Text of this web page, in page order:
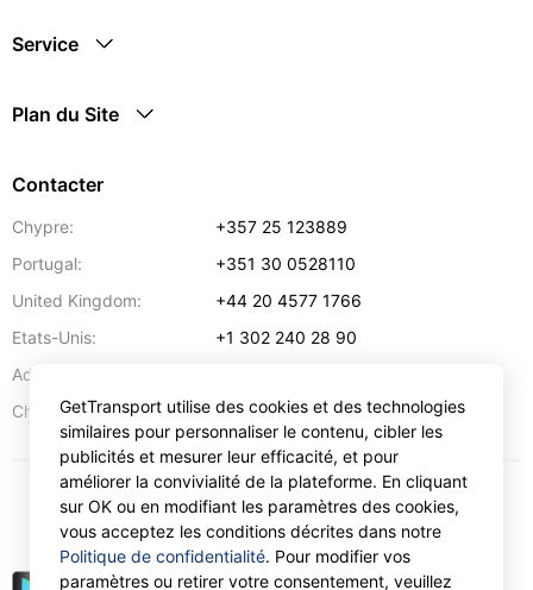
Service
Plan du Site
Contacter
Chypre:
+357 25 123889
Portugal:
+351 30 0528110
United Kingdom:
+44 20 4577 1766
Etats-Unis:
+1 302 240 28 90
Adresse:
Chypre:
57 Spyrou Kyprianou,Larnaca 6051
EUR
GetTransport utilise des cookies et des technologies
similaires pour personnaliser le contenu, cibler les
publicités et mesurer leur efficacité, et pour
améliorer la convivialité de la plateforme. En cliquant
sur OK ou en modifiant les paramètres des cookies,
vous acceptez les conditions décrites dans notre
Politique de confidentialité. Pour modifier vos
paramètres ou retirer votre consentement, veuillez